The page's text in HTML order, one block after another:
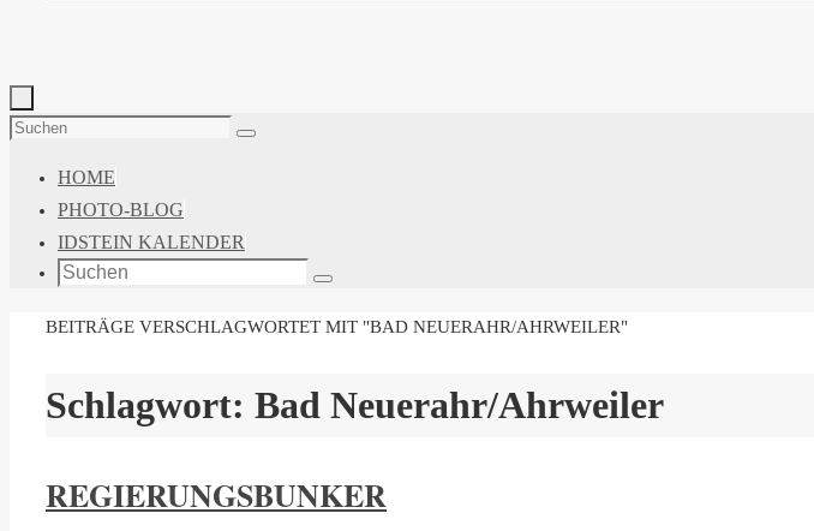
ZUM
SPRINGEN
Suchen
Suchen
HOME
PHOTO-BLOG
IDSTEIN KALENDER
Suchen
Suchen
START
BEITRÄGE VERSCHLAGWORTET MIT "BAD NEUERAHR/AHRWEILER"
Schlagwort: Bad Neuerahr/Ahrweiler
REGIERUNGSBUNKER